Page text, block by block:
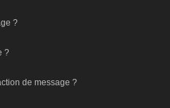
?
?
de message ?